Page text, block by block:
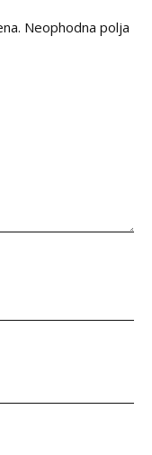
Neophodna polja